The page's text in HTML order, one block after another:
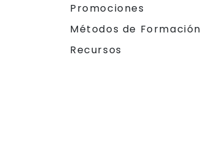
Promociones
Métodos de Formación
Recursos